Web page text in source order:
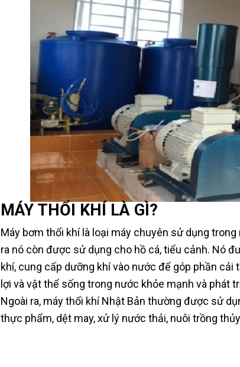
MÁY THỔI KHÍ LÀ GÌ?
Máy bơm thổi khí là loại máy chuyên sử dụng
ra nó còn được sử dụng cho hồ cá, tiểu cảnh. Nó
khí, cung cấp dưỡng khí vào nước để góp phần
lợi và vật thể sống trong nước khỏe mạnh và phát
Ngoài ra, máy thổi khí Nhật Bản thường được sử
thực phẩm, dệt may, xử lý nước thải, nuôi trồng